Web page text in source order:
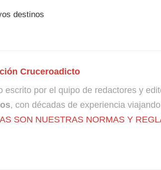
destinos
Cruceroadicto
escrito por el quipo de redactores y
, con décadas de experiencia
SON NUESTRAS NORMAS Y